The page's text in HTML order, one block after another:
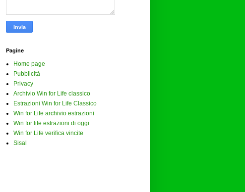
Pagine
Home page
Pubblicità
Privacy
Archivio Win for Life classico
Estrazioni Win for Life Classico
Win for Life archivio estrazioni
Win for life estrazioni di oggi
Win for Life verifica vincite
Sisal